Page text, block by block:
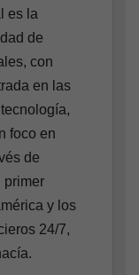
es la
de
con
en las
foco en
de
primer
y los
24/7,